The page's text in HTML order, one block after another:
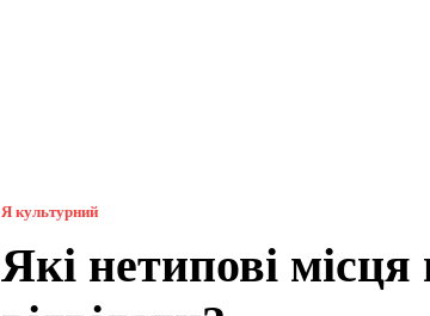
Я культурний
Які нетипові місця